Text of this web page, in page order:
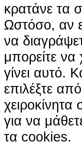
κρατάνε τα
Ωστόσο, αν
να
μπορείτε
γίνει αυτό.
επιλέξτε
για να
τα cookies.